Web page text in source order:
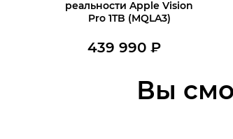
реальности Apple Vision
Pro 1TB (MQLA3)
439 990 ₽
Вы